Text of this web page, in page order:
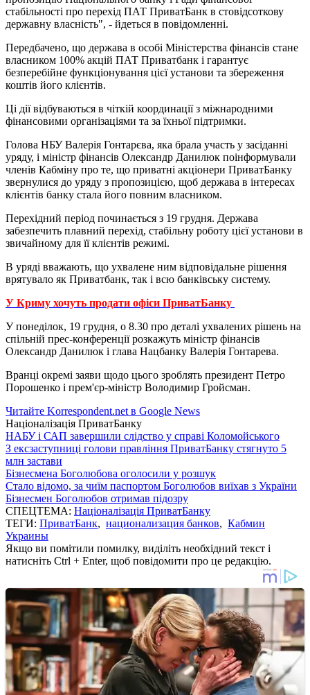
стабільності про перехід ПАТ ПриватБанк в стовідсоткову
державну власність", - йдеться в повідомленні.
Передбачено, що держава в особі Міністерства фінансів стане
власником 100% акцій ПАТ Приватбанк і гарантує
безперебійне функціонування цієї установи та збереження
коштів його клієнтів.
Ці дії відбуваються в чіткій координації з міжнародними
фінансовими організаціями та за їхньої підтримки.
Голова НБУ Валерія Гонтарєва, яка брала участь у засіданні
уряду, і міністр фінансів Олександр Данилюк поінформували
членів Кабміну про те, що приватні акціонери ПриватБанку
звернулися до уряду з пропозицією, щоб держава в інтересах
клієнтів банку стала його повним власником.
Перехідний період починається з 19 грудня. Держава
забезпечить плавний перехід, стабільну роботу цієї установи в
звичайному для її клієнтів режимі.
В уряді вважають, що ухвалене ним відповідальне рішення
врятувало як Приватбанк, так і всю банківську систему.
У Криму хочуть продати офіси ПриватБанку
У понеділок, 19 грудня, о 8.30 про деталі ухвалених рішень на
спільній прес-конференції розкажуть міністр фінансів
Олександр Данилюк і глава Нацбанку Валерія Гонтарева.
Вранці окремі заяви щодо цього зроблять президент Петро
Порошенко і прем'єр-міністр Володимир Гройсман.
Читайте Korrespondent.net в Google News
Націоналізація ПриватБанку
НАБУ і САП завершили слідство у справі Коломойського
З ексзаступниці голови правління ПриватБанку стягнуто 5
млн застави
Бізнесмена Боголюбова оголосили у розшук
Стало відомо, за чиїм паспортом Боголюбов виїхав з України
Бізнесмен Боголюбов отримав підозру
СПЕЦТЕМА: Націоналізація ПриватБанку
ТЕГИ: ПриватБанк, национализация банков, Кабмин
Украины
Якщо ви помітили помилку, виділіть необхідний текст і
натисніть Ctrl + Enter, щоб повідомити про це редакцію.